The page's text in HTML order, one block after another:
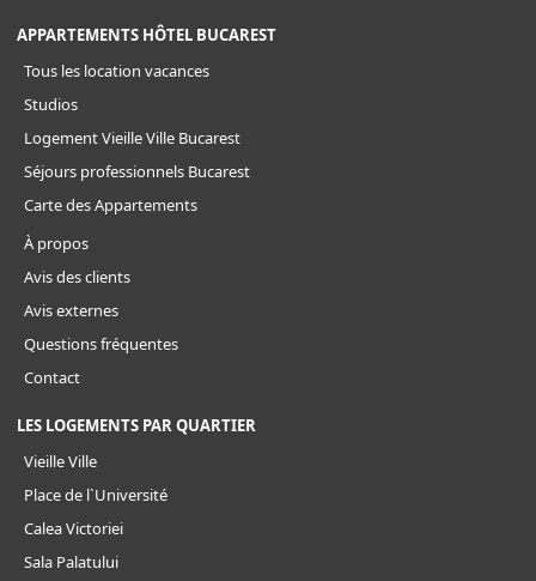
APPARTEMENTS HÔTEL BUCAREST
Tous les location vacances
Studios
Logement Vieille Ville Bucarest
Séjours professionnels Bucarest
Carte des Appartements
À propos
Avis des clients
Avis externes
Questions fréquentes
Contact
LES LOGEMENTS PAR QUARTIER
Vieille Ville
Place de l`Université
Calea Victoriei
Sala Palatului